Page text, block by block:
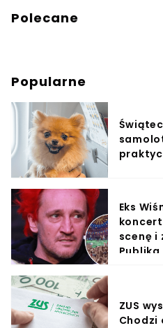
Polecane
Popularne
Eks
scenę i
Publika
ZUS
Chodzi